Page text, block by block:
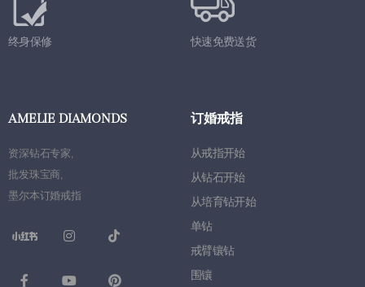
终身保修 快速免费送货
AMELIE DIAMONDS
资深钻石专家,
批发珠宝商,
墨尔本订婚戒指
订婚戒指
从戒指开始
从钻石开始
从培育钻开始
单钻
戒臂镶钻
围镶